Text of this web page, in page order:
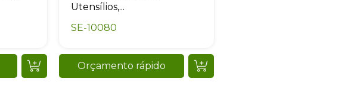
Utensílios,...
SE-10080
Orçamento rápido